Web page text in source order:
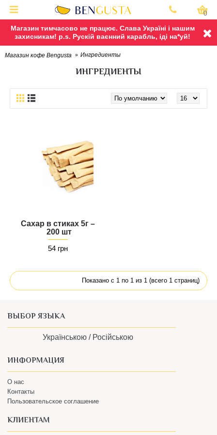
Магазин тимчасово не працює. Слава Україні і нашим
захисникам! p.s. Рускій ваєнний карабль, іді на*уй!
0
Магазин кофе Bengusta Ингредиенты
ИНГРЕДИЕНТЫ
Сахар в стиках 5г –
200 шт
54 грн
Показано с 1 по 1 из 1 (всего 1 страниц)
ВЫБОР ЯЗЫКА
Українською / Російською
ИНФОРМАЦИЯ
О нас
Контакты
Пользовательское соглашение
КЛИЕНТАМ